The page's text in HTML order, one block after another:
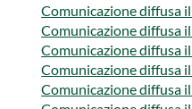
​Comunicazione diffusa
Comunicazione diffusa
​Comunicazione diffusa
Comunicazione diffusa
​Comunicazione diffusa